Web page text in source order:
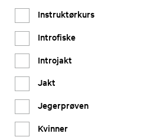
Instruktørkurs
Introfiske
Introjakt
Jakt
Jegerprøven
Kvinner